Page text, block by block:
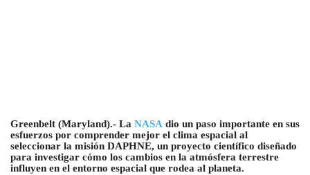
Greenbelt (Maryland).- La NASA dio un paso importante en sus
esfuerzos por comprender mejor el clima espacial al
seleccionar la misión DAPHNE, un proyecto científico diseñado
para investigar cómo los cambios en la atmósfera terrestre
influyen en el entorno espacial que rodea al planeta.